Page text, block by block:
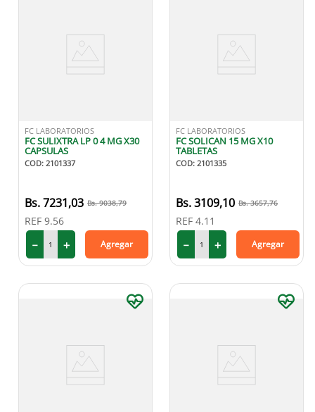
FC LABORATORIOS
FC SULIXTRA LP 0 4 MG X30
CAPSULAS
COD: 2101337
7231,03 9038,79
REF 9.56
＋
－ Agregar
FC LABORATORIOS
FC SOLICAN 15 MG X10
TABLETAS
COD: 2101335
3109,10 3657,76
REF 4.11
＋
－ Agregar